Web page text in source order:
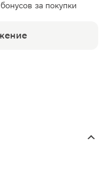
за покупки